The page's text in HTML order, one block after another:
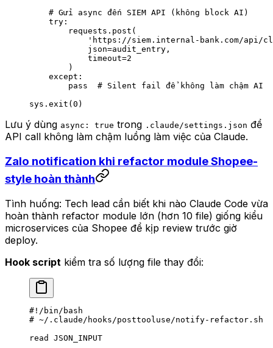
    # Gửi async đến SIEM API (không block AI)
    try
:
        requests.post(
'https://siem.internal-bank.com/api/
            json
=audit_entry,
            timeout
=2
        )
    except
:
        pass
  # Silent fail để không làm chậm AI
sys.exit( 0 )
Lưu ý dùng async: true trong .claude/settings.json để
API call không làm chậm luồng làm việc của Claude.
Zalo notification khi refactor module Shopee-
style hoàn thành
Tình huống: Tech lead cần biết khi nào Claude Code vừa
hoàn thành refactor module lớn (hơn 10 file) giống kiểu
microservices của Shopee để kịp review trước giờ
deploy.
Hook script kiểm tra số lượng file thay đổi:
#!/bin/bash
# ~/.claude/hooks/posttooluse/notify-refactor.sh
read
JSON_INPUT